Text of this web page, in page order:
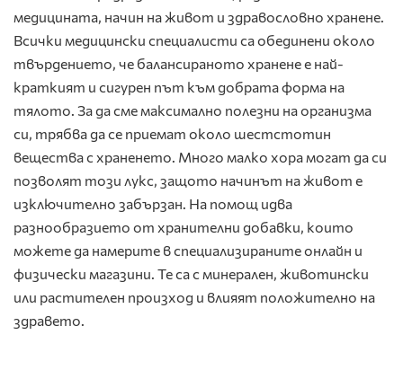
медицината, начин на живот и здравословно хранене.
Всички медицински специалисти са обединени около
твърдението, че балансираното хранене е най-
краткият и сигурен път към добрата форма на
тялото. За да сме максимално полезни на организма
си, трябва да се приемат около шестстотин
вещества с храненето. Много малко хора могат да си
позволят този лукс, защото начинът на живот е
изключително забързан. На помощ идва
разнообразието от хранителни добавки, които
можете да намерите в специализираните онлайн и
физически магазини. Те са с минерален, животински
или растителен произход и влияят положително на
здравето.